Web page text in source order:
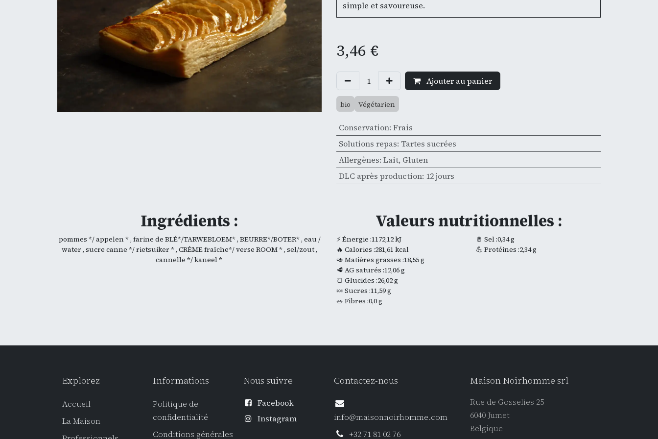
simple et savoureuse.
3,46 €
Ajouter au panier
bio Végétarien
Conservation: Frais
Solutions repas: Tartes sucrées
Allergènes: Lait, Gluten
DLC après production: 12 jours
Ingrédients :
pommes */ appelen * , farine de BLÉ*/TARWEBLOEM* , BEURRE*/BOTER* , eau /
water , sucre canne */ rietsuiker * , CRÈME fraîche*/ verse ROOM * , sel/zout ,
cannelle */ kaneel *
Valeurs nutritionnelles :
⚡ Énergie :1172,12 kJ
🔥 Calories :281,61 kcal
🥑 Matières grasses :18,55 g
🥩 AG saturés :12,06 g
🍞 Glucides :26,02 g
🍬 Sucres :11,59 g
🥗 Fibres :0,0 g
🧂 Sel :0,34 g
💪 Protéines :2,34 g
Informations
Politique de
confidentialité
Conditions générales
Contactez-nous
info@maisonnoirhomme.com
+32 71 81 02 76
Maison Noirhomme srl
Rue de Gosselies 25
6040 Jumet
Belgique
Explorez
Accueil
La Maison
Nous suivre
Facebook
Instagram